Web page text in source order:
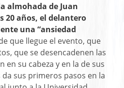
almohada de Juan
20 años, el delantero
una “ansiedad
que llegue el evento, que
que se desencadenen las
en su cabeza y en la de sus
sus primeros pasos en la